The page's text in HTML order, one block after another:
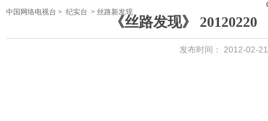
中国网络电视台 > 纪实台 > 丝路新发现
《丝路发现》 20120220
发布时间： 2012-02-